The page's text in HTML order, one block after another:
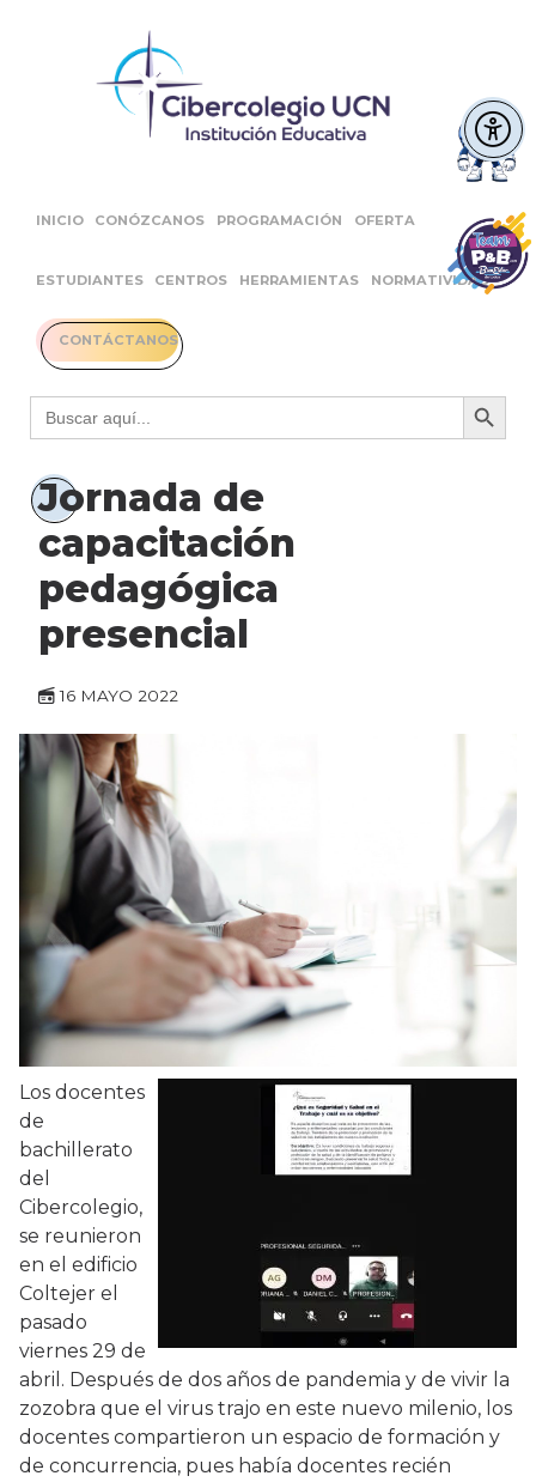
INICIO CONÓZCANOS PROGRAMACIÓN OFERTA
ESTUDIANTES CENTROS HERRAMIENTAS NORMATIVIDAD
CONTÁCTANOS
Buscar: Botón
Jornada de
capacitación
pedagógica
presencial
16 MAYO 2022
Los docentes
de
bachillerato
del
Cibercolegio,
se reunieron
en el edificio
Coltejer el
pasado
viernes 29 de
abril. Después de dos años de pandemia y de vivir la
zozobra que el virus trajo en este nuevo milenio, los
docentes compartieron un espacio de formación y
de concurrencia, pues había docentes recién